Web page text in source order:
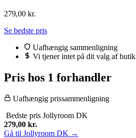
279,00 kr.
Se bedste pris
Uafhængig sammenligning
Vi tjener intet på dit valg af butik
Pris hos 1 forhandler
Uafhængig prissammenligning
Bedste pris Jollyroom DK
279,00 kr.
Gå til Jollyroom DK →